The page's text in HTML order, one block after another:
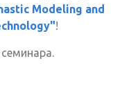
Modeling and
!